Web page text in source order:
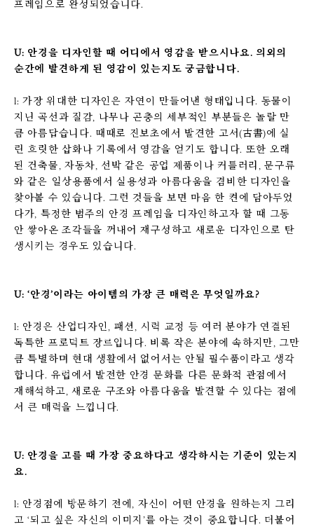
프레임으로 완성되었습니다.
U: 안경을 디자인할 때 어디에서 영감을 받으시나요. 의외의
순간에 발견하게 된 영감이 있는지도 궁금합니다.
l: 가장 위대한 디자인은 자연이 만들어낸 형태입니다. 동물이
지닌 곡선과 질감, 나무나 곤충의 세부적인 부분들은 놀랄 만
큼 아름답습니다. 때때로 진보초에서 발견한 고서(古書)에 실
린 흐릿한 삽화나 기록에서 영감을 얻기도 합니다. 또한 오래
된 건축물, 자동차, 선박 같은 공업 제품이나 커틀러리, 문구류
와 같은 일상용품에서 실용성과 아름다움을 겸비한 디자인을
찾아볼 수 있습니다. 그런 것들을 보면 마음 한 켠에 담아두었
다가, 특정한 범주의 안경 프레임을 디자인하고자 할 때 그동
안 쌓아온 조각들을 꺼내어 재구성하고 새로운 디자인으로 탄
생시키는 경우도 있습니다.
U: ‘안경’이라는 아이템의 가장 큰 매력은 무엇일까요?
l: 안경은 산업디자인, 패션, 시력 교정 등 여러 분야가 연결된
독특한 프로덕트 장르입니다. 비록 작은 분야에 속하지만, 그만
큼 특별하며 현대 생활에서 없어서는 안될 필수품이라고 생각
합니다. 유럽에서 발전한 안경 문화를 다른 문화적 관점에서
재해석하고, 새로운 구조와 아름다움을 발견할 수 있다는 점에
서 큰 매력을 느낍니다.
U: 안경을 고를 때 가장 중요하다고 생각하시는 기준이 있는지
요.
l: 안경점에 방문하기 전에, 자신이 어떤 안경을 원하는지 그리
고 ‘되고 싶은 자신의 이미지’를 아는 것이 중요합니다. 더불어